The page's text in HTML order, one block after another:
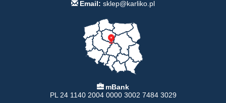
Email: sklep@karliko.pl
mBank
PL 24 1140 2004 0000 3002 7484 3029